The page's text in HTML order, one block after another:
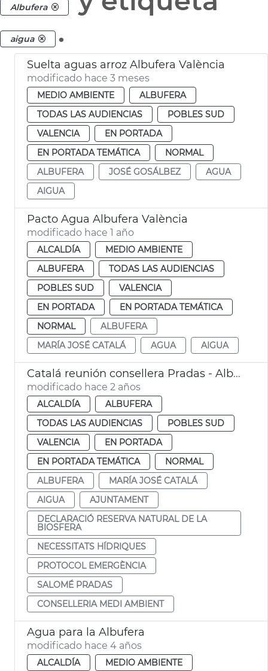
Albufera
aigua .
Suelta aguas arroz Albufera València
modificado hace 3 meses
MEDIO AMBIENTE
ALBUFERA
TODAS LAS AUDIENCIAS
POBLES SUD
VALENCIA
EN PORTADA
EN PORTADA TEMÁTICA
NORMAL
ALBUFERA
JOSÉ GOSÁLBEZ
AGUA
AIGUA
Pacto Agua Albufera València
modificado hace 1 año
ALCALDÍA
MEDIO AMBIENTE
ALBUFERA
TODAS LAS AUDIENCIAS
POBLES SUD
VALENCIA
EN PORTADA
EN PORTADA TEMÁTICA
NORMAL
ALBUFERA
MARÍA JOSÉ CATALÁ
AGUA AIGUA
Catalá reunión consellera Pradas - Albufera
modificado hace 2 años
ALCALDÍA
ALBUFERA
TODAS LAS AUDIENCIAS
POBLES SUD
VALENCIA
EN PORTADA
EN PORTADA TEMÁTICA
NORMAL
ALBUFERA
MARÍA JOSÉ CATALÁ
AIGUA
AJUNTAMENT
DECLARACIÓ RESERVA NATURAL DE LA
BIOSFERA
NECESSITATS HÍDRIQUES
PROTOCOL EMERGÈNCIA
SALOMÉ PRADAS
CONSELLERIA MEDI AMBIENT
Agua para la Albufera
modificado hace 4 años
ALCALDÍA
MEDIO AMBIENTE